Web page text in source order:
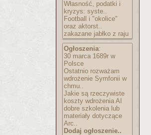
Własność, podatki i
kryzys: syste..
Football i "okolice"
oraz aktorst..
zakazane jabłko z raju
Ogłoszenia:
30 marca 1689r w
Polsce
Ostatnio rozważam
wdrożenie Symfonii w
chmu..
Jakie są rzeczywiste
koszty wdrożenia AI
dobre szkolenia lub
materiały dotyczące
Arc..
Dodaj ogłoszenie..